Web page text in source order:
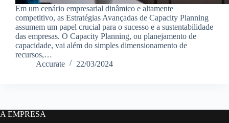
Em um cenário empresarial dinâmico e altamente
competitivo, as Estratégias Avançadas de Capacity Planning
assumem um papel crucial para o sucesso e a sustentabilidade
das empresas. O Capacity Planning, ou planejamento de
capacidade, vai além do simples dimensionamento de
recursos,…
Accurate
22/03/2024
A EMPRESA